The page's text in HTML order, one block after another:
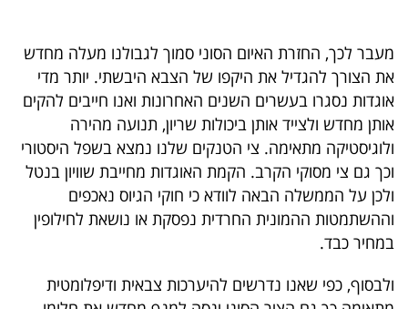
מעבר לכך, החזרת האיום הסוני סמוך לגבולנו מעלה מחדש
את הצורך להגדיל את היקפו של הצבא היבשתי. יותר מדי
אוגדות נסגרו בעשרים השנים האחרונות ואנו חייבים להקים
אותן מחדש ולצייד אותן ביכולות שריון, תנועה מהירה
ולוגיסטיקה מתאימה. צי הטנקים שלנו נמצא בשפל היסטורי
וכך גם צי מסוקי הקרב. הקמת האוגדות מחייבת שוויון בנטל
ולכן על הממשלה הבאה לוודא כי חוקי הגיוס נאכפים
וההשתמטות ההמונית החרדית נפסקת או נושאת לחילופין
במחיר כבד.
ולבסוף, כפי שאנו נדרשים להיערכות צבאית ודיפלומטית